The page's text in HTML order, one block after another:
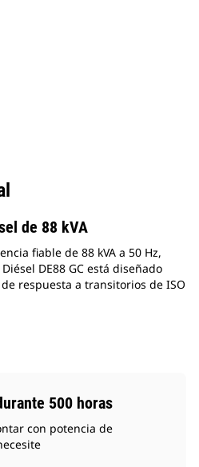
de 88 kVA
fiable de 88 kVA a 50 Hz,
DE88 GC está diseñado
respuesta a transitorios de ISO
500 horas
con potencia de